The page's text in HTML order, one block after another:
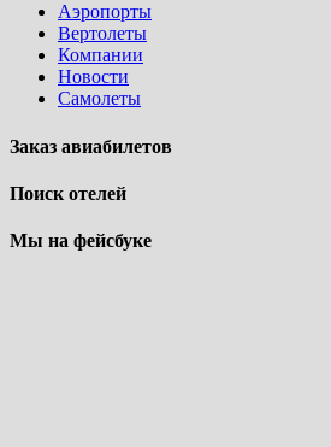
Аэропорты
Вертолеты
Компании
Новости
Самолеты
Заказ авиабилетов
Поиск отелей
Мы на фейсбуке